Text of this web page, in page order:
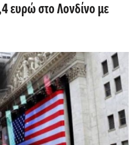
ευρώ στο Λονδίνο με